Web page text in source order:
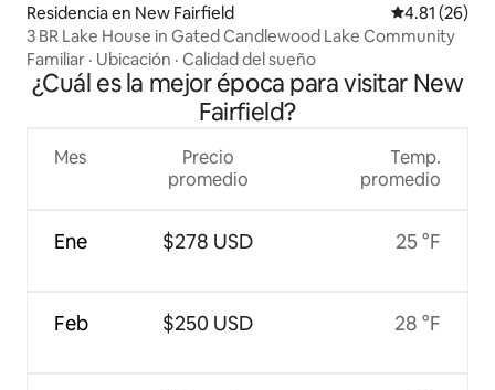
Residencia en New Fairfield Calificación
4.81 (26)
3 BR Lake House in Gated Candlewood Lake Community
Familiar · Ubicación · Calidad del sueño
¿Cuál es la mejor época para visitar New
Fairfield?
Mes
Ene
Feb
Precio
promedio
$278 USD
$250 USD
Temp.
promedio
25 °F
28 °F